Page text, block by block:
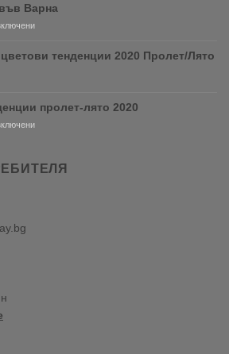
продуктите
RONSEAL
PURDY!
Варна
за
тенденции 2020 Пролет/Лято
пролет-лято 2020
за
пролет-